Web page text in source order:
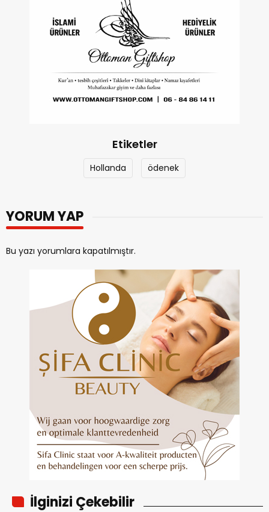
Etiketler
Hollanda ödenek
YORUM YAP
Bu yazı yorumlara kapatılmıştır.
İlginizi Çekebilir